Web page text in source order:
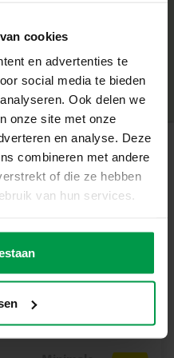
cookies
en advertenties te
social media te bieden
Ook delen we
onze site met onze
en analyse. Deze
combineren met andere
of die ze hebben
van hun services.
met de leuke klei uitsteek
waardoor kinderen het
motoriek
klei
hun peuters willen laten
hun eigen figuurtjes
uitsteekvormen bieden
bezig te zijn. Een
blauw
producten
Minimale